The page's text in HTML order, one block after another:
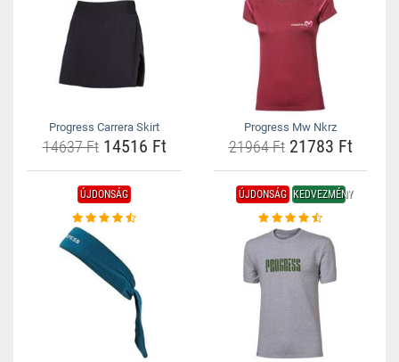
Progress Carrera Skirt
14637 Ft14516 Ft
Progress Mw Nkrz
21964 Ft21783 Ft
ÚJDONSÁG ÚJDONSÁG KEDVEZMÉNY